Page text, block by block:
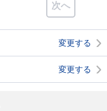
次へ
変更する
変更する